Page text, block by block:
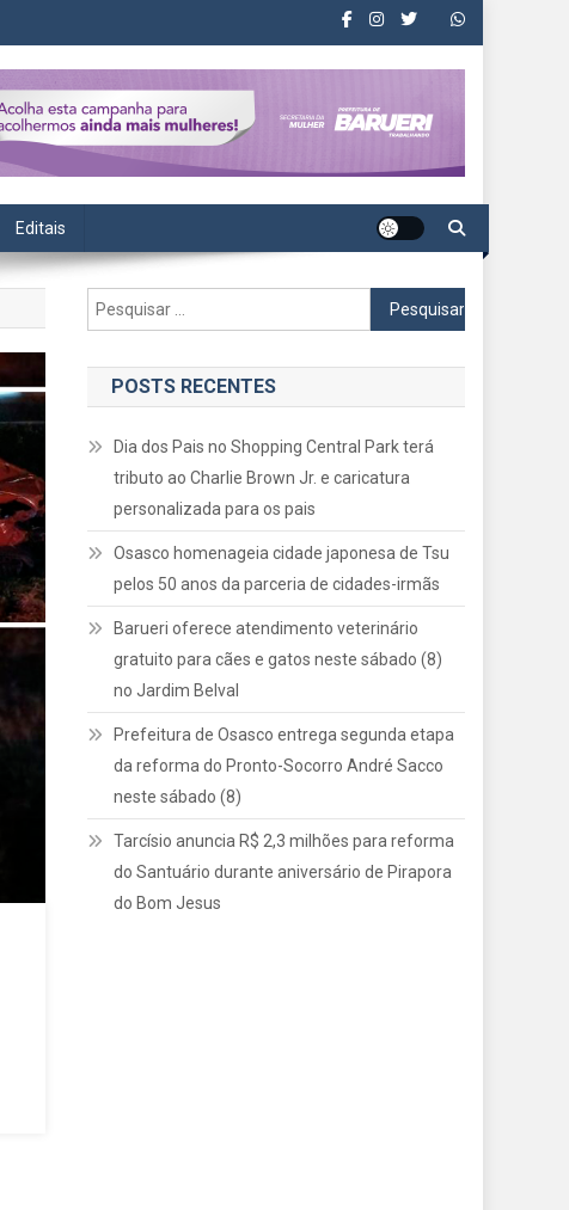
Editais
Pesquisar
por:
POSTS RECENTES
Dia dos Pais no Shopping Central Park terá
tributo ao Charlie Brown Jr. e caricatura
personalizada para os pais
Osasco homenageia cidade japonesa de Tsu
pelos 50 anos da parceria de cidades-irmãs
Barueri oferece atendimento veterinário
gratuito para cães e gatos neste sábado (8)
no Jardim Belval
Prefeitura de Osasco entrega segunda etapa
da reforma do Pronto-Socorro André Sacco
neste sábado (8)
Tarcísio anuncia R$ 2,3 milhões para reforma
do Santuário durante aniversário de Pirapora
do Bom Jesus